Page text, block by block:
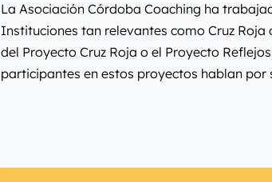
La Asociación Córdoba Coaching ha
Instituciones tan relevantes como Cruz
del Proyecto Cruz Roja o el Proyecto
participantes en estos proyectos hablan por